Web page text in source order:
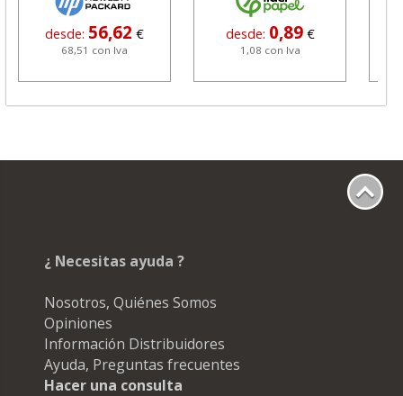
desde: 56,62 €
68,51 con Iva
desde: 0,89 €
1,08 con Iva
¿ Necesitas ayuda ?
Nosotros, Quiénes Somos
Opiniones
Información Distribuidores
Ayuda, Preguntas frecuentes
Hacer una consulta